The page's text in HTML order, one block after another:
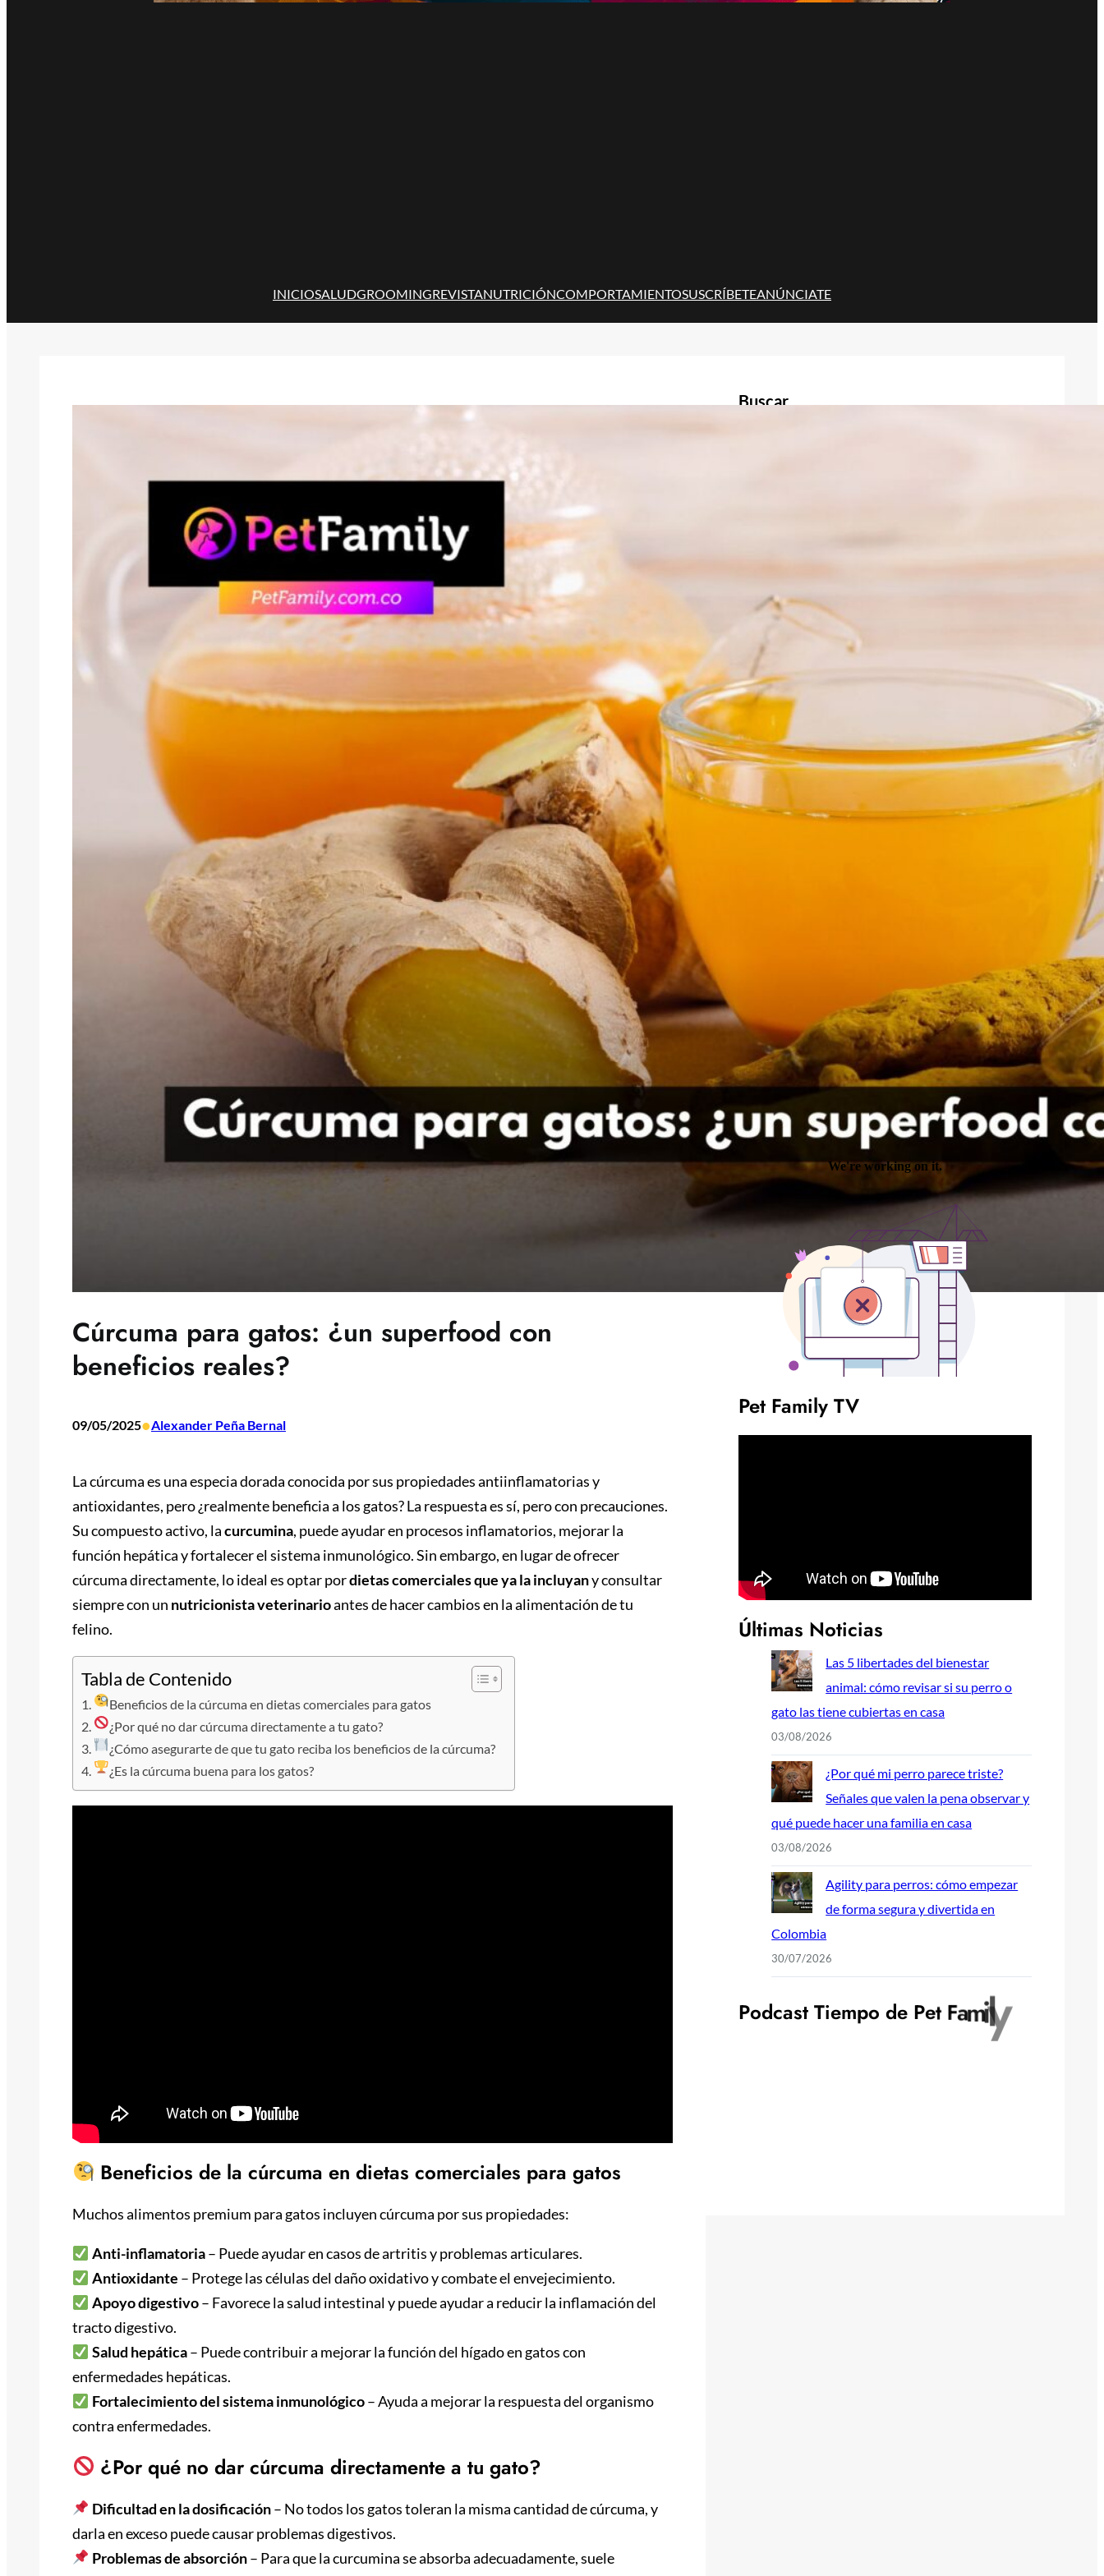
INICIOSALUDGROOMINGREVISTANUTRICIÓNCOMPORTAMIENTOSUSCRÍBETEANÚNCIATE
Cúrcuma para gatos: ¿un superfood con
beneficios reales?
09/05/2025•Alexander Peña Bernal
La cúrcuma es una especia dorada conocida por sus propiedades antiinflamatorias y
antioxidantes, pero ¿realmente beneficia a los gatos? La respuesta es sí, pero con precauciones.
Su compuesto activo, lacurcumina, puede ayudar en procesos inflamatorios, mejorar la
función hepática y fortalecer el sistema inmunológico. Sin embargo, en lugar de ofrecer
cúrcuma directamente, lo ideal es optar pordietas comerciales que ya la incluyany consultar
siempre con un nutricionista veterinarioantes de hacer cambios en la alimentación de tu
felino.
Tabla de Contenido
Beneficios de la cúrcuma en dietas comerciales para gatos
¿Por qué no dar cúrcuma directamente a tu gato?
¿Cómo asegurarte de que tu gato reciba los beneficios de la cúrcuma?
¿Es la cúrcuma buena para los gatos?
Beneficios de la cúrcuma en dietas comerciales para gatos
Muchos alimentos premium para gatos incluyen cúrcuma por sus propiedades:
Anti-inflamatoria– Puede ayudar en casos de artritis y problemas articulares.
Antioxidante – Protege las células del daño oxidativo y combate el envejecimiento.
Apoyo digestivo– Favorece la salud intestinal y puede ayudar a reducir la inflamación del
tracto digestivo.
Salud hepática– Puede contribuir a mejorar la función del hígado en gatos con
enfermedades hepáticas.
Fortalecimiento del sistema inmunológico– Ayuda a mejorar la respuesta del organismo
contra enfermedades.
¿Por qué no dar cúrcuma directamente a tu gato?
Dificultad en la dosificación– No todos los gatos toleran la misma cantidad de cúrcuma, y
darla en exceso puede causar problemas digestivos.
Problemas de absorción– Para que la curcumina se absorba adecuadamente, suele
Buscar
Publicidad
TikTok WhatsApp YouTube Facebook Twitter
Clic para suscribirte a la revista
Revista
Pet Family TV
Últimas Noticias
Las 5 libertades del bienestar
animal: cómo revisar si su perro o
gato las tiene cubiertas en casa
03/08/2026
¿Por qué mi perro parece triste?
Señales que valen la pena observar y
qué puede hacer una familia en casa
03/08/2026
Agility para perros: cómo empezar
de forma segura y divertida en
Colombia
30/07/2026
Podcast Tiempo de Pet Family